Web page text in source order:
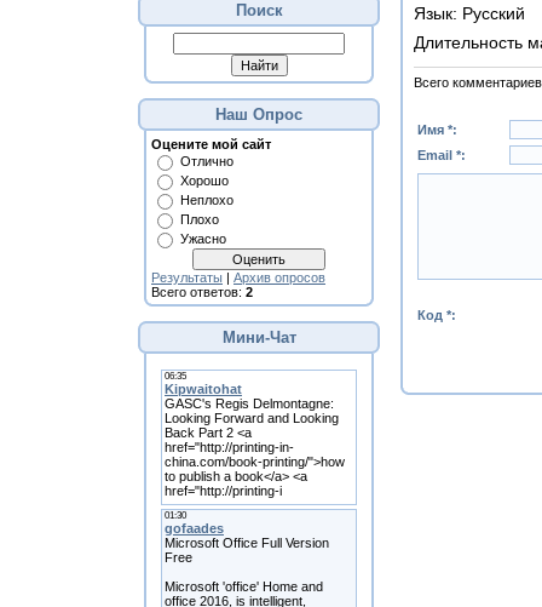
Поиск
Наш Опрос
Оцените мой сайт
Отлично
Хорошо
Неплохо
Плохо
Ужасно
Результаты | Архив опросов
Всего ответов: 2
Мини-Чат
Язык: Русский
Длительность
Всего комментариев
Имя *:
Email *:
Код *: